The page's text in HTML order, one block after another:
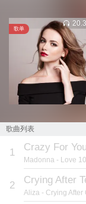
歌单
歌曲列表
1 Crazy For You
Madonna - Love
2 Crying After
Aliza - Crying After